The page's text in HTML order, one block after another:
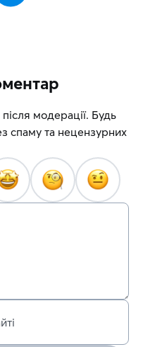
модерації. Будь
спаму та нецензурних